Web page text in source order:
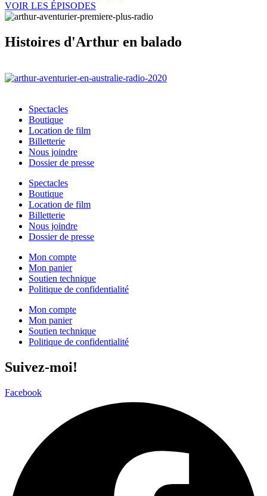
VOIR LES ÉPISODES
Histoires d'Arthur en balado
Spectacles
Boutique
Location de film
Billetterie
Nous joindre
Dossier de presse
Spectacles
Boutique
Location de film
Billetterie
Nous joindre
Dossier de presse
Mon compte
Mon panier
Soutien technique
Politique de confidentialité
Mon compte
Mon panier
Soutien technique
Politique de confidentialité
Suivez-moi!
Facebook